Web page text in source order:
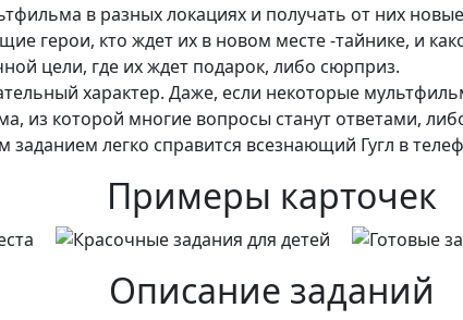
в разных локациях и получать от них
герои, кто ждет их в новом месте -тайнике, и
цели, где их ждет подарок, либо сюрприз.
характер. Даже, если некоторые
из которой многие вопросы станут ответами,
легко справится всезнающий Гугл в
Примеры карточек
Описание заданий